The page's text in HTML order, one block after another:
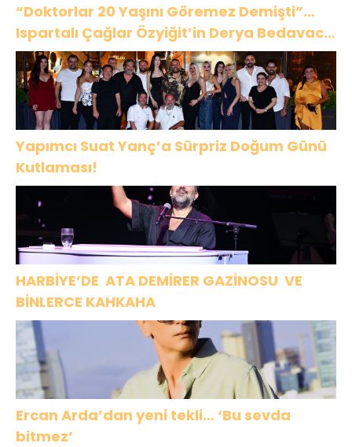
“Doktorlar 20 Yaşını Göremez Demişti”…
Ispartalı Çağlar Özyiğit’in Derya Bedavacı
Buluşması Duygulandırdı
Yapımcı Suat Yanç’a Sürpriz Doğum Günü
Kutlaması!
HARBİYE’DE ATA DEMİRER GAZİNOSU VE
BİNLERCE KAHKAHA
Ercan Arda’dan yeni tekli… ‘Bu sevda
bitmez’